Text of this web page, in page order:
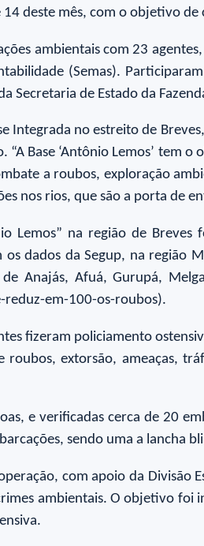
14 deste mês, com o objetivo
ambientais com 23
(Semas).
Secretaria de Estado da
Integrada no estreito de
“A Base ‘Antônio Lemos’ tem
a roubos, exploração
nos rios, que são a porta de
Lemos” na região de
dados da Segup, na região
Anajás, Afuá, Gurupá,
reduz-em-100-os-roubos).
fizeram policiamento
roubos, extorsão, ameaças,
e verificadas cerca de 20
sendo uma a lancha
com apoio da Divisão
ambientais. O objetivo foi